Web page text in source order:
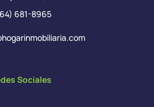
681-8965
Sociales